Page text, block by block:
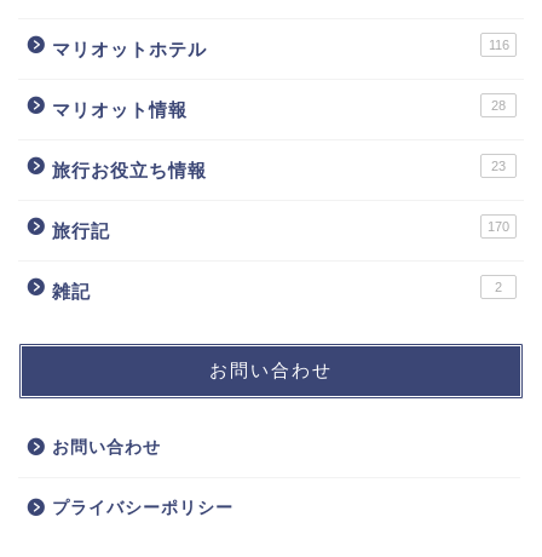
マリオットホテル 116
マリオット情報 28
旅行お役立ち情報 23
旅行記 170
雑記 2
お問い合わせ
お問い合わせ
プライバシーポリシー